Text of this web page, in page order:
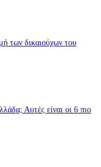
των δικαιούχων του
Αυτές είναι οι 6 πιο